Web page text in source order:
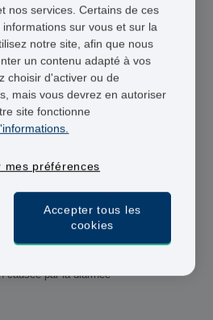
pour Diarrhée
Dioralyte
causée par la diarrhée
nos services. Certains de ces
sur vous et sur la
notre site, afin que nous
un contenu adapté à vos
choisir d'activer ou de
mais vous devrez en autoriser
site fonctionne
mes préférences
Accepter tous les
cookies